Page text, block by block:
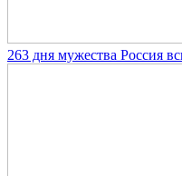
263 дня мужества Россия